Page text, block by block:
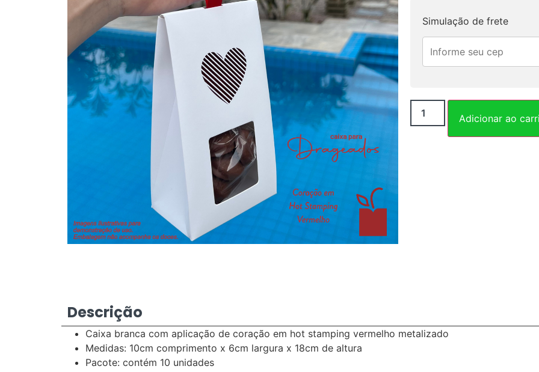
Simulação de frete
Adicionar ao
Descrição
Caixa branca com aplicação de coração em hot stamping vermelho metalizado
Medidas: 10cm comprimento x 6cm largura x 18cm de altura
Pacote: contém 10 unidades